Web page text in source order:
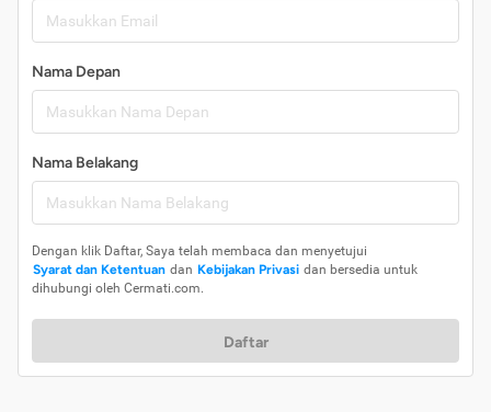
Nama Depan
Nama Belakang
Dengan klik Daftar, Saya telah membaca dan menyetujui
Syarat dan Ketentuan dan Kebijakan Privasi dan bersedia untuk
dihubungi oleh Cermati.com.
Daftar